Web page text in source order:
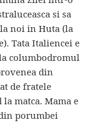
si sa
noi in Huta (la
Tata Italiencei e
columbodromul
din
de fratele
matca. Mama e
porumbei